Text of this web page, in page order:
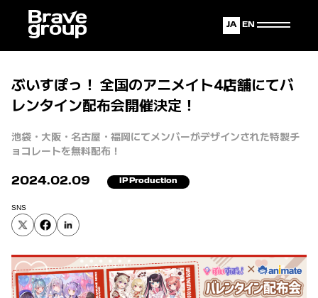
English
Japanese
ぶいすぽっ！ 全国のアニメイト4店舗にてバ
レンタイン配布会開催決定！
池袋・大阪・名古屋・福岡にてメンバーがデザインされた特製チ
ョコレートを無料配布！
2024.02.09 IP Production
SNS